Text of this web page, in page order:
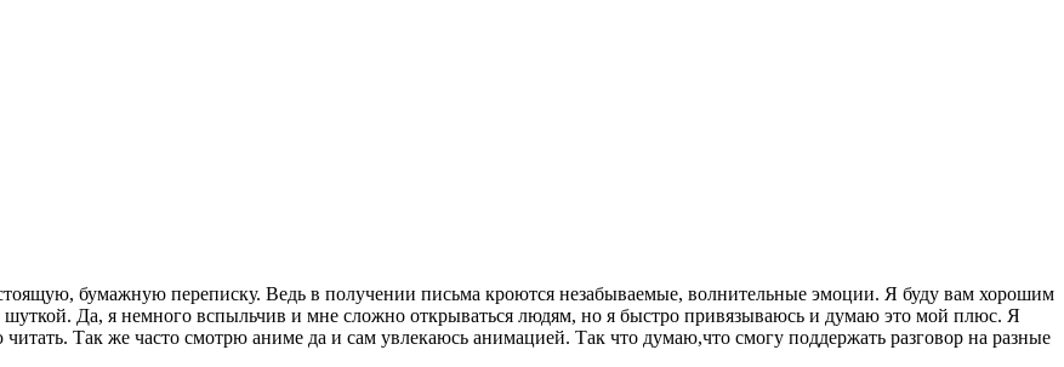
бумажную переписку. Ведь в получении письма кроются незабываемые, волнительные эмоции. Я буду вам хорошим
Да, я немного вспыльчив и мне сложно открываться людям, но я быстро привязываюсь и думаю это мой плюс. Я
Так же часто смотрю аниме да и сам увлекаюсь анимацией. Так что думаю,что смогу поддержать разговор на разные